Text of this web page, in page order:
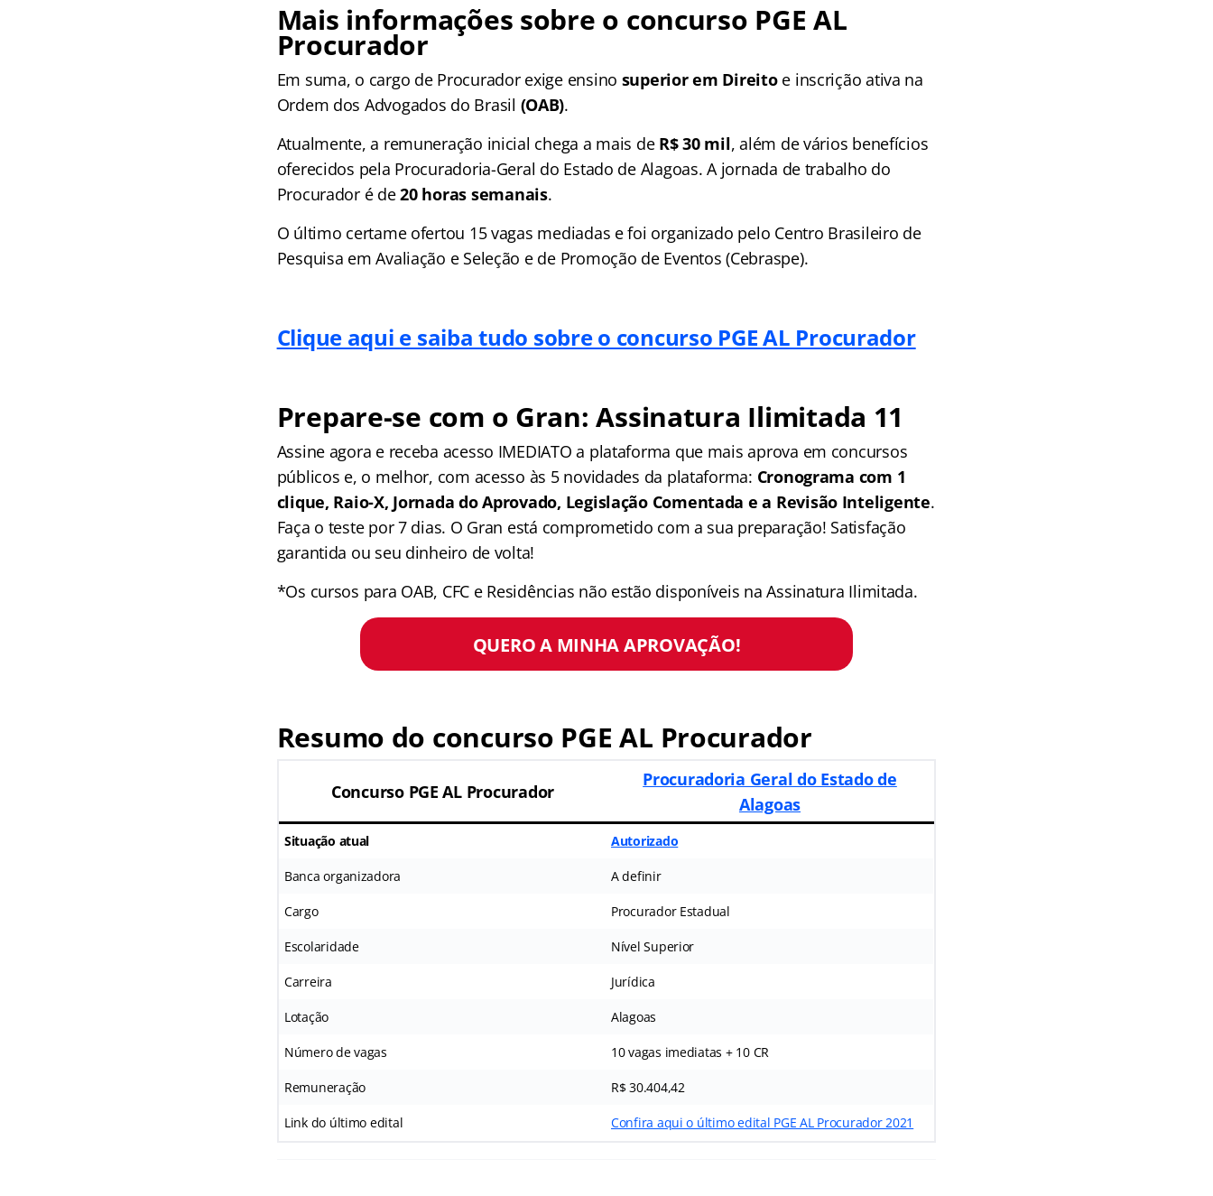
Mais informações sobre o concurso PGE AL
Procurador
Em suma, o cargo de Procurador exige ensino superior em Direitoe inscrição ativa na
Ordem dos Advogados do Brasil (OAB).
Atualmente, a remuneração inicial chega a mais de R$ 30 mil, além de vários benefícios
oferecidos pela Procuradoria-Geral do Estado de Alagoas. A jornada de trabalho do
Procurador é de20 horas semanais.
O último certame ofertou 15 vagas mediadas e foi organizado pelo Centro Brasileiro de
Pesquisa em Avaliação e Seleção e de Promoção de Eventos (Cebraspe).
Clique aqui e saiba tudo sobre o concurso PGE AL Procurador
Prepare-se com o Gran: Assinatura Ilimitada 11
Assine agora e receba acesso IMEDIATO a plataforma que mais aprova em concursos
públicos e, o melhor, com acesso às 5 novidades da plataforma: Cronograma com 1
clique, Raio-X, Jornada do Aprovado, Legislação Comentada e a Revisão Inteligente.
Faça o teste por 7 dias. O Gran está comprometido com a sua preparação! Satisfação
garantida ou seu dinheiro de volta!
*Os cursos para OAB, CFC e Residências não estão disponíveis na Assinatura Ilimitada.
QUERO A MINHA APROVAÇÃO!
Resumo do concurso PGE AL Procurador
Concurso PGE AL Procurador
Procuradoria Geral do Estado de
Alagoas
Situação atual Autorizado
Banca organizadora A definir
Cargo Procurador Estadual
Escolaridade Nível Superior
Carreira Jurídica
Lotação Alagoas
Número de vagas 10 vagas imediatas + 10 CR
Remuneração R$ 30.404,42
Link do último edital Confira aqui o último edital PGE AL Procurador 2021